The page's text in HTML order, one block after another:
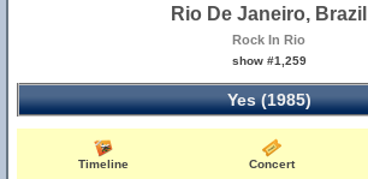
Rio De Janeiro, Brazil
Rock In Rio
show #1,259
Yes (1985)
Timeline Concert